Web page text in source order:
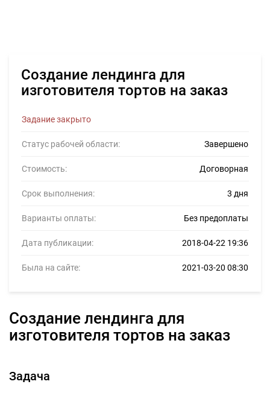
Создание лендинга для
изготовителя тортов на заказ
Задание закрыто
Статус рабочей области: Завершено
Стоимость: Договорная
Срок выполнения: 3 дня
Варианты оплаты: Без предоплаты
Дата публикации: 2018-04-22 19:36
Была на сайте: 2021-03-20 08:30
Создание лендинга для
изготовителя тортов на заказ
Задача